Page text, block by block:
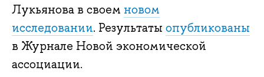
Лукьянова в своем новом
исследовании. Результаты опубликованы
в Журнале Новой экономической
ассоциации.